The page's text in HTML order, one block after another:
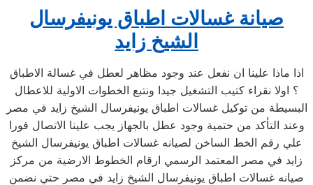
صيانة غسالات اطباق يونيفرسال
الشيخ زايد
اذا ماذا علينا ان نفعل عند وجود مظاهر لعطل في غسالة الاطباق
؟ اولا نقراء كتيب التشغيل جيدا ونتبع الخطوات الاولية للاعطال
البسيطة من توكيل غسالات اطباق يونيفرسال الشيخ زايد في مصر
وعند التأكد من حتمية وجود عطل بالجهاز يجب علينا الاتصال فورا
علي رقم الخط الساخن لصيانه غسالات اطباق يونيفرسال الشيخ
زايد في مصر المعتمد الرسمي ارقام الخطوط الارضية من مركز
صيانه غسالات اطباق يونيفرسال الشيخ زايد في مصر حتي نضمن